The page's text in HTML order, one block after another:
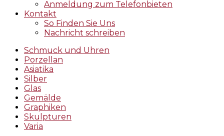
Anmeldung zum Telefonbieten
Kontakt
So Finden Sie Uns
Nachricht schreiben
Schmuck und Uhren
Porzellan
Asiatika
Silber
Glas
Gemälde
Graphiken
Skulpturen
Varia